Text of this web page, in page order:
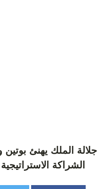
جلالة الملك يهنئ
الشراكة